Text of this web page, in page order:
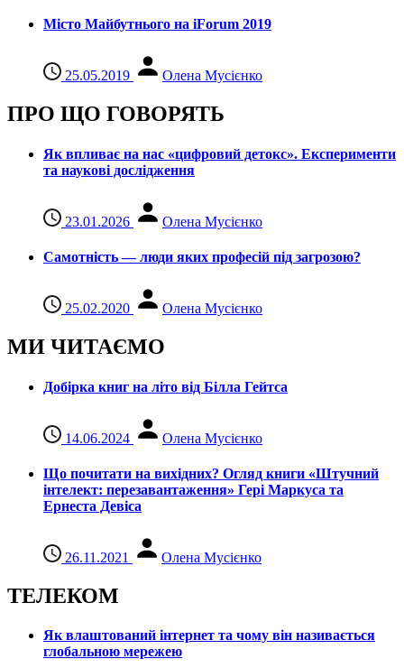
Місто Майбутнього на iForum 2019
25.05.2019 Олена Мусієнко
ПРО ЩО ГОВОРЯТЬ
Як впливає на нас «цифровий детокс». Експерименти
та наукові дослідження
23.01.2026 Олена Мусієнко
Самотність — люди яких професій під загрозою?
25.02.2020 Олена Мусієнко
МИ ЧИТАЄМО
Добірка книг на літо від Білла Гейтса
14.06.2024 Олена Мусієнко
Що почитати на вихідних? Огляд книги «Штучний
інтелект: перезавантаження» Гері Маркуса та
Ернеста Девіса
26.11.2021 Олена Мусієнко
ТЕЛЕКОМ
Як влаштований інтернет та чому він називається
глобальною мережею